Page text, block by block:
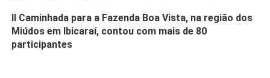
II Caminhada para a Fazenda Boa Vista, na região dos
Miúdos em Ibicaraí, contou com mais de 80
participantes